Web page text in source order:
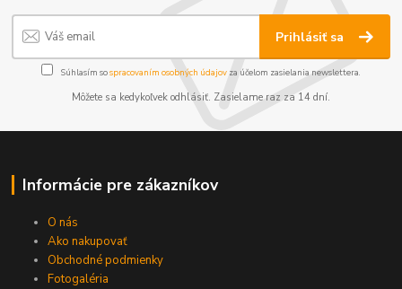
Prihlásiť sa
Súhlasím sospracovaním osobných údajov za účelom zasielania newslettera.
Môžete sa kedykoľvek odhlásiť. Zasielame raz za 14 dní.
Informácie pre zákazníkov
O nás
Ako nakupovať
Obchodné podmienky
Fotogaléria